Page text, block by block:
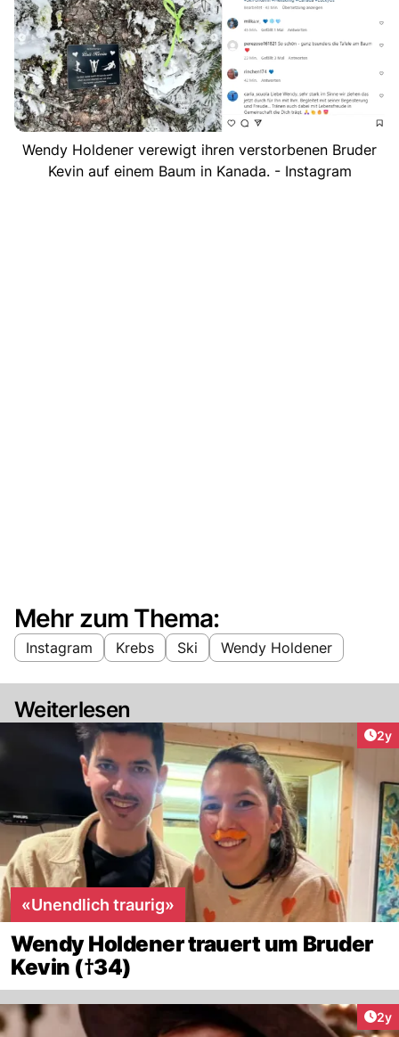
Wendy Holdener verewigt ihren verstorbenen Bruder
Kevin auf einem Baum in Kanada. - Instagram
Mehr zum Thema:
Instagram Krebs Ski Wendy Holdener
Weiterlesen
2y
«Unendlich traurig»
Wendy Holdener trauert um Bruder
Kevin (†34)
2y